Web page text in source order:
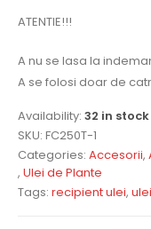
ATENTIE!!!
A nu se lasa la
A se folosi doar de
Availability: 32 in stock
SKU: FC250T-1
Categories: Accesorii,
, Ulei de Plante
Tags: recipient ulei,